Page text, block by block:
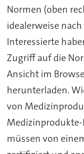
Normen (oben
idealerweise
Interessierte
Zugriff auf die
Ansicht im
herunterladen.
von
müssen von